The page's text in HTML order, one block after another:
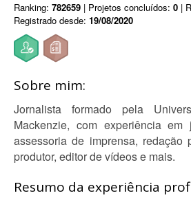
Ranking: 782659 | Projetos concluídos: 0 |
Registrado desde: 19/08/2020
Sobre mim:
Jornalista formado pela
Mackenzie, com experiência em
assessoria de imprensa, redação
produtor, editor de vídeos e mais.
Resumo da experiência